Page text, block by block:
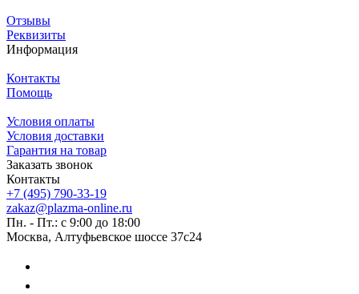
Отзывы
Реквизиты
Информация
Контакты
Помощь
Условия оплаты
Условия доставки
Гарантия на товар
Заказать звонок
Контакты
+7 (495) 790-33-19
zakaz@plazma-online.ru
Пн. - Пт.: с 9:00 до 18:00
Москва, Алтуфьевское шоссе 37с24